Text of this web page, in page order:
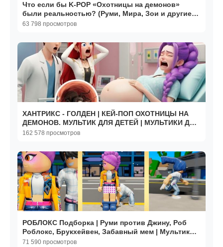
Что если бы K-POP «Охотницы на демонов»
были реальностью? (Руми, Мира, Зои и другие)
Мультики
63 798 просмотров
ХАНТРИКС - ГОЛДЕН | КЕЙ-ПОП ОХОТНИЦЫ НА
ДЕМОНОВ. МУЛЬТИК ДЛЯ ДЕТЕЙ | МУЛЬТИКИ ДЛЯ
МАЛЫШЕЙ
162 578 просмотров
РОБЛОКС Подборка | Руми против Джину, Роб
Роблокс, Брукхейвен, Забавный мем | Мультики
для детей
71 590 просмотров